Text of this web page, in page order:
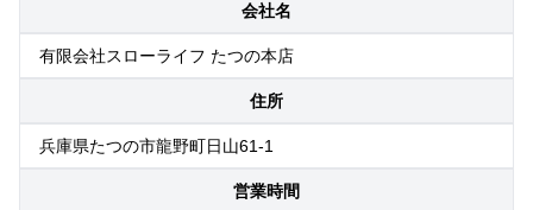
会社名
有限会社スローライフ たつの本店
住所
兵庫県たつの市龍野町日山61-1
営業時間